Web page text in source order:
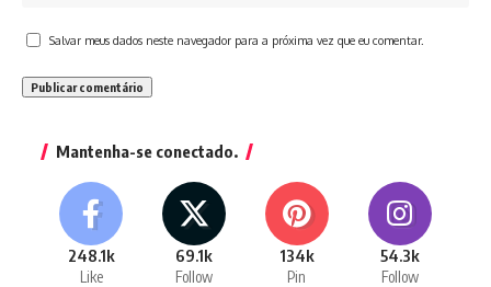
Salvar meus dados neste navegador para a próxima vez que eu comentar.
Mantenha-se conectado.
248.1k
Like
69.1k
Follow
134k
Pin
54.3k
Follow